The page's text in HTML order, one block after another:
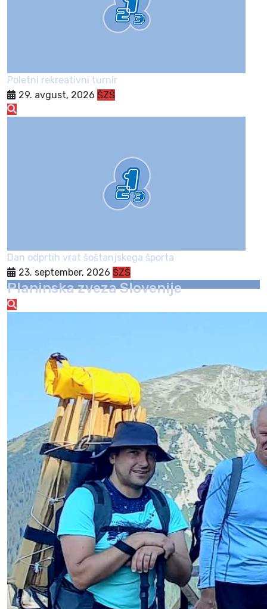
Poletni rekreativni turnir
29. avgust, 2026 ŠZŠ
Dan odprtih vrat šoštanjskega športa
23. september, 2026 ŠZŠ
Planinska zveza Slovenije